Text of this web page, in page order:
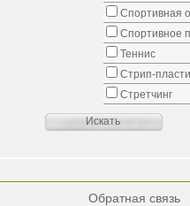
Спортивная
Спортивное
Теннис
Стрип-
Стретчинг
Обратная связь